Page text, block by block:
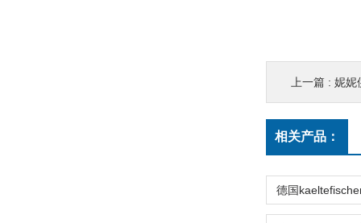
上一篇 : 妮妮
相关产品：